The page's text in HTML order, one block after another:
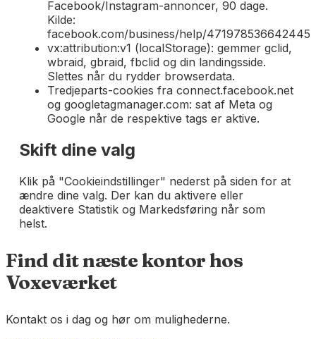
Facebook/Instagram-annoncer, 90 dage.
Kilde:
facebook.com/business/help/471978536642445.
vx:attribution:v1 (localStorage): gemmer gclid,
wbraid, gbraid, fbclid og din landingsside.
Slettes når du rydder browserdata.
Tredjeparts-cookies fra connect.facebook.net
og googletagmanager.com: sat af Meta og
Google når de respektive tags er aktive.
Skift dine valg
Klik på "Cookieindstillinger" nederst på siden for at
ændre dine valg. Der kan du aktivere eller
deaktivere Statistik og Markedsføring når som
helst.
Find dit næste kontor hos
Voxeværket
Kontakt os i dag og hør om mulighederne.